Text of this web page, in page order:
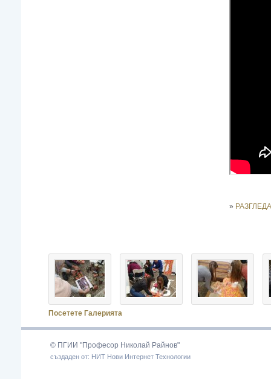
»
Посетете Галерията
© ПГИИ "Професор Николай Райнов"
създаден от: НИТ Нови Интернет Технологии